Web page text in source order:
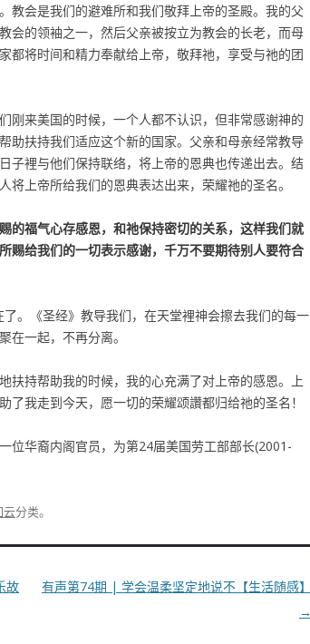
教会是我们的避难所和我们敬拜上帝的圣殿。我的父
会的领袖之一，然后父亲被按立为教会的长老，而母
都将时间和精力奉献给上帝，敬拜祂，享受与祂的团
刚来美国的时候，一个人都不认识，但非常感谢神的
助扶持我们适应这个新的国家。父亲和母亲经常教导
子裡与他们保持联络，将上帝的恩典也传递出去。结
上帝所给我们的恩典表达出来，荣耀祂的圣名。
的福气心存感恩，和祂保持密切的关系，这样我们就
赐给我们的一切表示感谢，千万不要期待别人要符合
。《圣经》教导我们，在天堂裡神会擦去我们的每一
在一起，不再分离。
扶持帮助我的时候，我的心充满了对上帝的感恩。上
我走到今天，愿一切的荣耀颂讚都归给祂的圣名！
位华裔内阁官员，为第24届美国劳工部部长(2001-
云分类。
故
有声第74期 | 学会温柔坚定地说不【生活随感】
→